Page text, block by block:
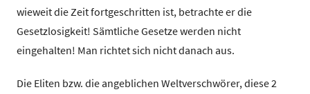
wieweit die Zeit fortgeschritten ist, betrachte er die
Gesetzlosigkeit! Sämtliche Gesetze werden nicht
eingehalten! Man richtet sich nicht danach aus.
Die Eliten bzw. die angeblichen Weltverschwörer, diese 2